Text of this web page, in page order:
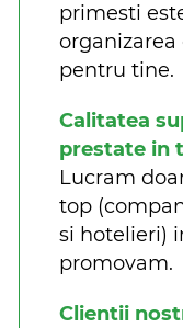
primesti
pentru tine.
Calitatea
prestate in
Lucram
top
si hotelieri)
promovam.
Clientii